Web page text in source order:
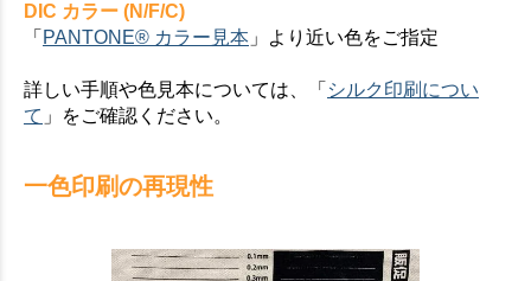
DIC カラー (N/F/C)
「 PANTONE® カラー見本 」より近い色をご指定
詳しい手順や色見本については、「 シルク印刷につい
て 」をご確認ください。
一色印刷の再現性